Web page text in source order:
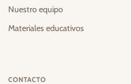
Nuestro equipo
Materiales educativos
CONTACTO